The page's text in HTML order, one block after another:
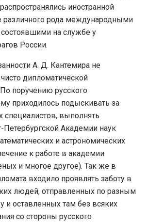
иностранной
различного рода международными
на службе у
России.
А. Д. Кантемира не
дипломатической
поручению русского
приходилось подыскивать за
специалистов, выполнять
Петербургской Академии наук
и астрономических
к работе в академии
и многое другое). Так же в
входило проявлять заботу в
людей, отправленных по разным
и оставленных там без всяких
со стороны русского